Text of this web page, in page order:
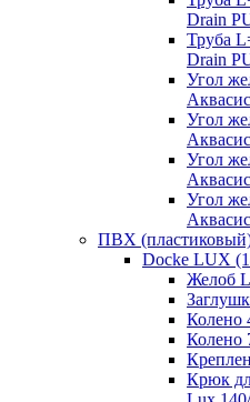
Drain
Труба
Drain
Угол
Угол
Угол
Угол
ПВХ
Docke LUX
Желоб
Колено
Колено
Крюк